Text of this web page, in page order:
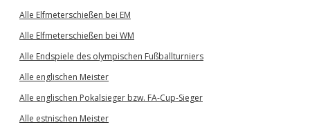
Alle Elfmeterschießen bei EM
Alle Elfmeterschießen bei WM
Alle Endspiele des olympischen Fußballturniers
Alle englischen Meister
Alle englischen Pokalsieger bzw. FA-Cup-Sieger
Alle estnischen Meister